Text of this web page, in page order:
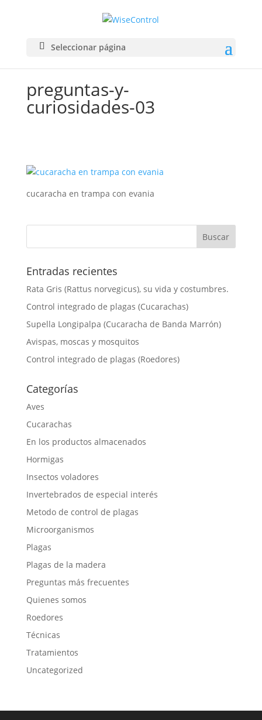
Seleccionar página
preguntas-y-
curiosidades-03
cucaracha en trampa con evania
Entradas recientes
Rata Gris (Rattus norvegicus), su vida y costumbres.
Control integrado de plagas (Cucarachas)
Supella Longipalpa (Cucaracha de Banda Marrón)
Avispas, moscas y mosquitos
Control integrado de plagas (Roedores)
Categorías
Aves
Cucarachas
En los productos almacenados
Hormigas
Insectos voladores
Invertebrados de especial interés
Metodo de control de plagas
Microorganismos
Plagas
Plagas de la madera
Preguntas más frecuentes
Quienes somos
Roedores
Técnicas
Tratamientos
Uncategorized